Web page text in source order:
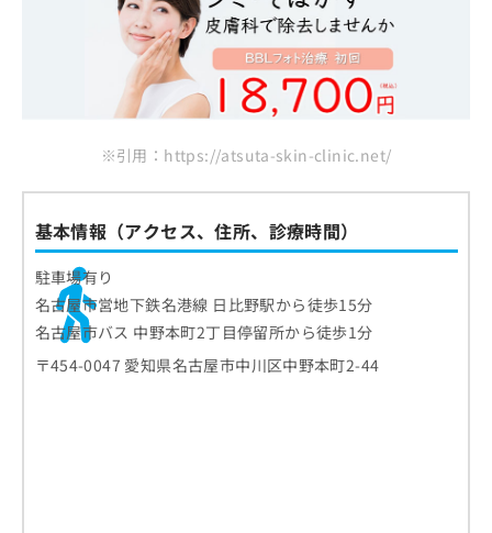
※引用：https://atsuta-skin-clinic.net/
基本情報（アクセス、住所、診療時間）
駐車場有り
名古屋市営地下鉄名港線 日比野駅から徒歩15分
名古屋市バス 中野本町2丁目停留所から徒歩1分
〒454-0047 愛知県名古屋市中川区中野本町2-44